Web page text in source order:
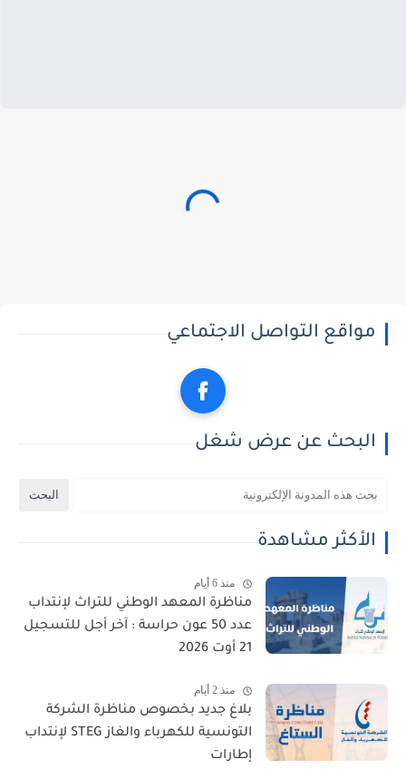
مواقع التواصل الاجتماعي
البحث عن عرض شغل
الأكثر مشاهدة
منذ 6 أيام
مناظرة المعهد الوطني للتراث لإنتداب
عدد 50 عون حراسة : آخر أجل للتسجيل
21 أوت 2026
منذ 2 أيام
بلاغ جديد بخصوص مناظرة الشركة
التونسية للكهرباء والغاز STEG لإنتداب
إطارات